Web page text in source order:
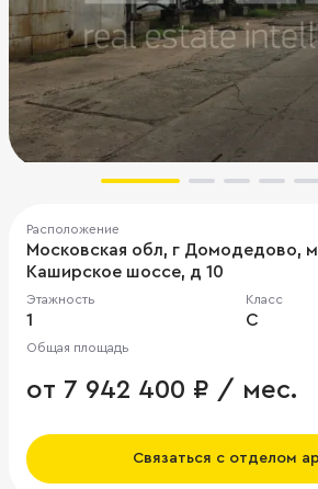
Расположение
Московская обл, г Домодедово,
Каширское шоссе, д 10
Этажность
1
Класс
C
Общая площадь
от 7 942 400 ₽ / мес.
Связаться с отделом